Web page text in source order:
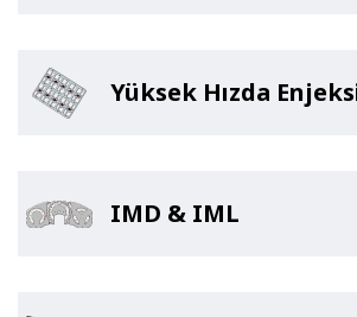
Yüksek Hızda
IMD & IML